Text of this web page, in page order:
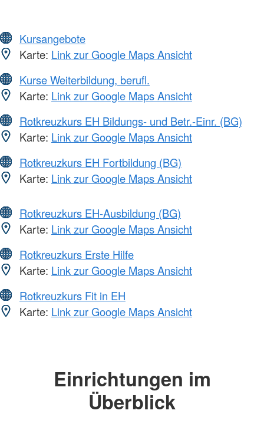
Kursangebote
Karte: Link zur Google Maps Ansicht
Kurse Weiterbildung, berufl.
Karte: Link zur Google Maps Ansicht
Rotkreuzkurs EH Bildungs- und Betr.-Einr. (BG)
Karte: Link zur Google Maps Ansicht
Rotkreuzkurs EH Fortbildung (BG)
Karte: Link zur Google Maps Ansicht
Rotkreuzkurs EH-Ausbildung (BG)
Karte: Link zur Google Maps Ansicht
Rotkreuzkurs Erste Hilfe
Karte: Link zur Google Maps Ansicht
Rotkreuzkurs Fit in EH
Karte: Link zur Google Maps Ansicht
Einrichtungen im
Überblick